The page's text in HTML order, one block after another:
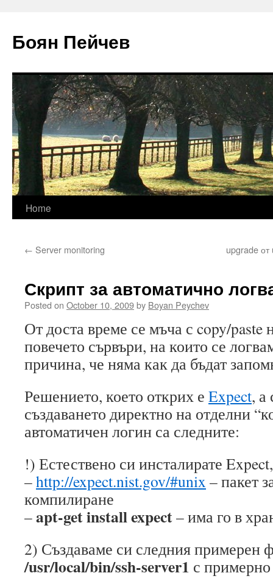
Боян Пейчев
Skip
content
Home
← Server monitoring upgrade
Скрипт за автоматично
Posted on October 10, 2009by Boyan Peychev
От доста време се мъча с copy/paste
повечето сървъри, на които се
причина, че няма как да бъдат
Решението, което открих е Expect, а
създаването директно на отделни
автоматичен логин са следните:
!) Естествено си инсталирате
–http://expect.nist.gov/#unix – пакет
компилиране
–apt-get install expect– има го в
2) Създаваме си следния примерен
/usr/local/bin/ssh-server1 с